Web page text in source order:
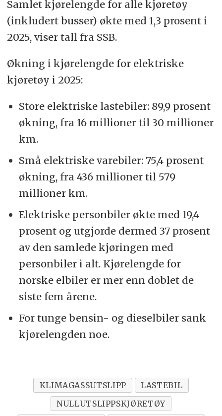
Samlet kjørelengde for alle kjøretøy
(inkludert busser) økte med 1,3 prosent i
2025, viser tall fra SSB.
Økning i kjørelengde for elektriske
kjøretøy i 2025:
Store elektriske lastebiler: 89,9 prosent
økning, fra 16 millioner til 30 millioner
km.
Små elektriske varebiler: 75,4 prosent
økning, fra 436 millioner til 579
millioner km.
Elektriske personbiler økte med 19,4
prosent og utgjorde dermed 37 prosent
av den samlede kjøringen med
personbiler i alt. Kjørelengde for
norske elbiler er mer enn doblet de
siste fem årene.
For tunge bensin- og dieselbiler sank
kjørelengden noe.
KLIMAGASSUTSLIPP
LASTEBIL
NULLUTSLIPPSKJØRETØY